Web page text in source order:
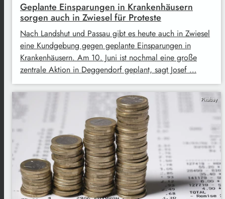
Geplante Einsparungen in Krankenhäusern
sorgen auch in Zwiesel für Proteste
Nach Landshut und Passau gibt es heute auch in Zwiesel
eine Kundgebung gegen geplante Einsparungen in
Krankenhäusern. Am 10. Juni ist nochmal eine große
zentrale Aktion in Deggendorf geplant, sagt Josef …
Pixabay